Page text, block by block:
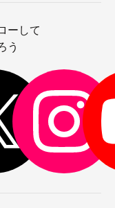
ーして
う